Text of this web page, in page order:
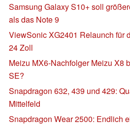
Samsung Galaxy S10+ soll
als das Note 9
ViewSonic XG2401 Relaunch für
24 Zoll
Meizu MX6-Nachfolger Meizu X8
SE?
Snapdragon 632, 439 und 429:
Mittelfeld
Snapdragon Wear 2500: Endlich